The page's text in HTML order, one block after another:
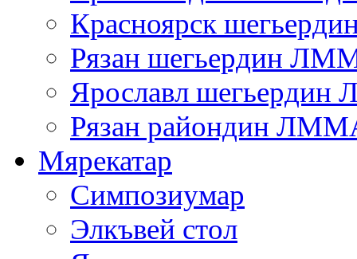
Красноярск
Рязан шегьердин
Ярославл
Рязан райондин
Мярекатар
Симпозиумар
Элкъвей стол